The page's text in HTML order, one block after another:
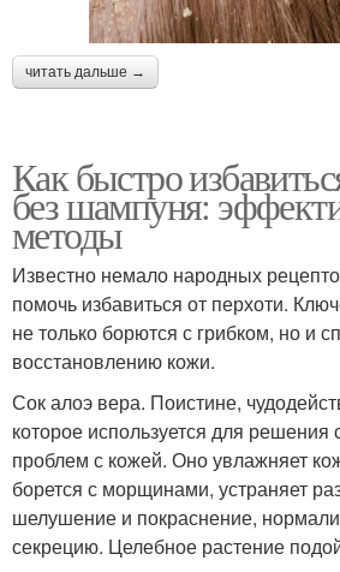
читать дальше →
Как быстро
без шампуня:
методы
Известно немало народных
помочь избавиться от перхоти.
не только борются с грибком, но и
восстановлению кожи.
Сок алоэ вера. Поистине,
которое используется для
проблем с кожей. Оно увлажняет
борется с морщинами, устраняет
шелушение и покраснение,
секрецию. Целебное растение